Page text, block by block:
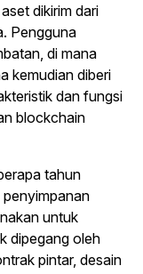
dikirim dari
Pengguna
di mana
kemudian diberi
dan fungsi
blockchain
tahun
penyimpanan
untuk
dipegang oleh
pintar, desain